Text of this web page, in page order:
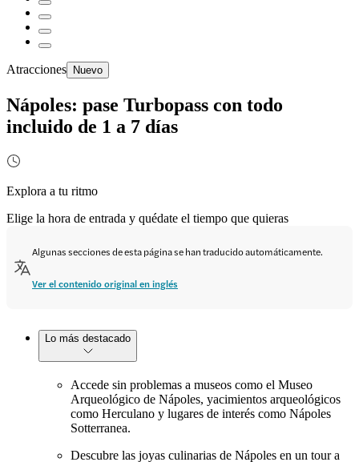
Atracciones Nuevo
Nápoles: pase Turbopass con todo
incluido de 1 a 7 días
Explora a tu ritmo
Elige la hora de entrada y quédate el tiempo que quieras
Algunas secciones de esta página se han traducido automáticamente.
Ver el contenido original en inglés
Lo más destacado
Accede sin problemas a museos como el Museo
Arqueológico de Nápoles, yacimientos arqueológicos
como Herculano y lugares de interés como Nápoles
Sotterranea.
Descubre las joyas culinarias de Nápoles en un tour a